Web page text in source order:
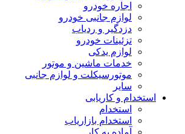
اجاره خودرو
لوازم جانبی خودرو
دزدگیر و ردیاب
تزئینات خودرو
لوازم یدکی
خدمات ماشین و موتور
موتورسیکلت و لوازم جانبی
سایر
استخدام و کاریابی
استخدام
استخدام بازاریاب